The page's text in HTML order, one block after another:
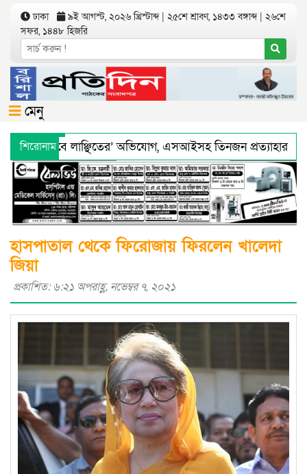
ঢাকা
৯ই আগস্ট, ২০২৬ খ্রিস্টাব্দ | ২৫শে শ্রাবণ, ১৪৩৩ বঙ্গাব্দ | ২৬শে
সফর, ১৪৪৮ হিজরি
মেনু
শিরোনাম লাঞ্ছিতের’ অভিযোগ, এসআইসহ তিনজন প্রত্যাহার
মহাপরিচালকের হুশিয়ারী
বরিশালে শ্রমিকদের
হাসপাতাল থেকে ফিরোজায় ফিরলেন খালেদা
জিয়া
প্রকাশিত: ৬:২১ অপরাহ্ণ, নভেম্বর ৭, ২০২১